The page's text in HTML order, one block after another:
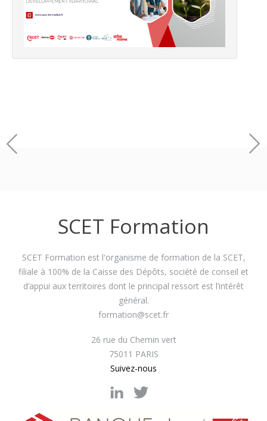
SCET Formation
SCET Formation est l'organisme de formation de la SCET,
filiale à 100% de la Caisse des Dépôts, société de conseil et
d’appui aux territoires dont le principal ressort est l’intérêt
général.
formation@scet.fr
26 rue du Chemin vert
75011 PARIS
Suivez-nous